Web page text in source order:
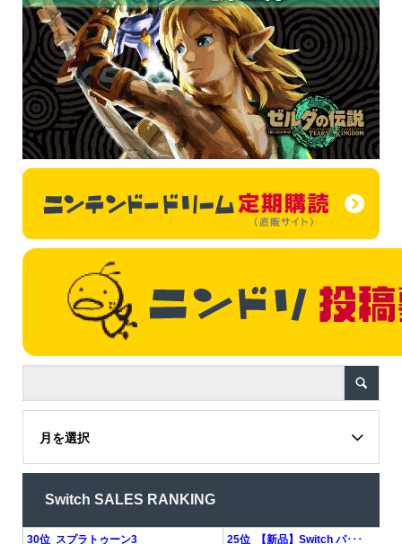
月を選択
Switch SALES RANKING